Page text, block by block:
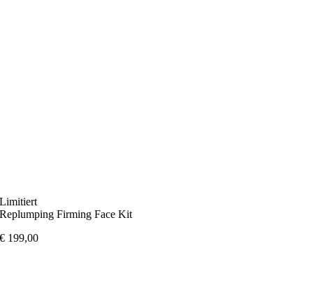
Limitiert
Replumping Firming Face Kit
€ 199,00